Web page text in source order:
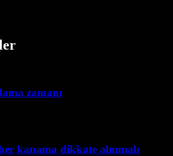
zamanı
kanama dikkate alınmalı